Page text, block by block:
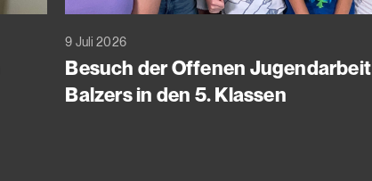
9 Juli 2026
Besuch der Offenen Jugendarbeit
Balzers in den 5. Klassen